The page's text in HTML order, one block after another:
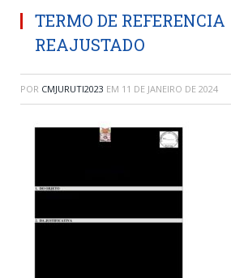
TERMO DE REFERENCIA
REAJUSTADO
POR CMJURUTI2023 EM 11 DE JANEIRO DE 2024